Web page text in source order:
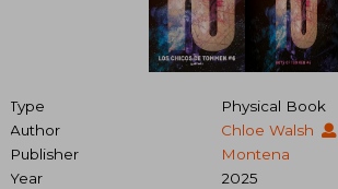
Type
Physical Book
Author
Chloe Walsh
Publisher
Montena
Year
2025